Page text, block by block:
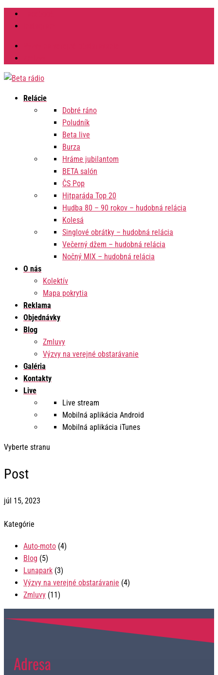
Relácie
Dobré ráno
Poludník
Beta live
Burza
Hráme jubilantom
BETA salón
ČS Pop
Hitparáda Top 20
Hudba 80 – 90 rokov – hudobná relácia
Kolesá
Singlové obrátky – hudobná relácia
Večerný džem – hudobná relácia
Nočný MIX – hudobná relácia
O nás
Kolektív
Mapa pokrytia
Reklama
Objednávky
Blog
Zmluvy
Výzvy na verejné obstarávanie
Galéria
Kontakty
Live
Live stream
Mobilná aplikácia Android
Mobilná aplikácia iTunes
Vyberte stranu
Post
júl 15, 2023
Kategórie
Auto-moto (4)
Blog (5)
Lunapark (3)
Výzvy na verejné obstarávanie (4)
Zmluvy (11)
Adresa